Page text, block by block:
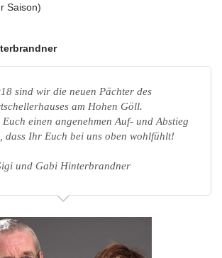
Saison)
sind wir die neuen Pächter des
am Hohen Göll.
einen angenehmen Auf- und Abstieg
dass Ihr Euch bei uns oben wohlfühlt!
und Gabi Hinterbrandner